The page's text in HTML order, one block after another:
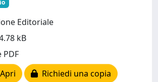
Editoriale
kB
Richiedi una copia